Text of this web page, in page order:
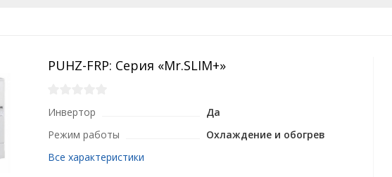
PUHZ-FRP: Серия «Mr.SLIM+»
Инвертор
Да
Режим работы
Охлаждение и обогрев
Все характеристики